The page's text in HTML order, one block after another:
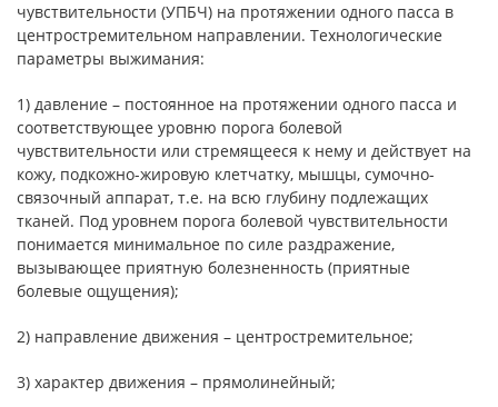
чувствительности (УПБЧ) на протяжении одного пасса в
центростремительном направлении. Технологические
параметры выжимания:
1) давление – постоянное на протяжении одного пасса и
соответствующее уровню порога болевой
чувствительности или стремящееся к нему и действует на
кожу, подкожно-жировую клетчатку, мышцы, сумочно-
связочный аппарат, т.е. на всю глубину подлежащих
тканей. Под уровнем порога болевой чувствительности
понимается минимальное по силе раздражение,
вызывающее приятную болезненность (приятные
болевые ощущения);
2) направление движения – центростремительное;
3) характер движения – прямолинейный;